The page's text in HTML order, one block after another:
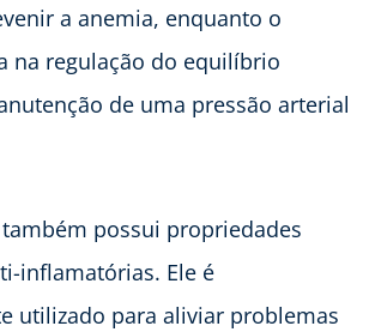
a anemia, enquanto o
na regulação do equilíbrio
de uma pressão arterial
possui propriedades
inflamatórias. Ele é
utilizado para aliviar problemas